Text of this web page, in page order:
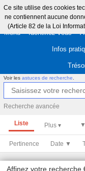
Ce site utilise des cookies
ne contiennent aucune
(Article 82 de la Loi
Menu Identifiez-vous
Infos
Voir les astuces de recherche
Recherche avancée
Liste
Pertinence Date ▼
Affinez votre recherche